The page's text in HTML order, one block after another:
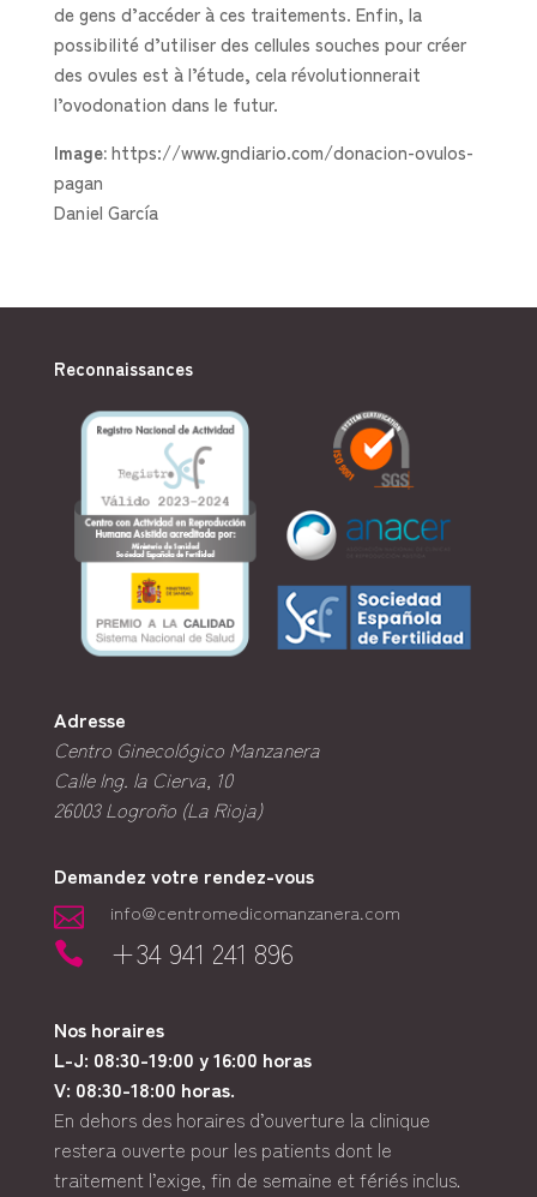
de gens d’accéder à ces traitements. Enfin, la
possibilité d’utiliser des cellules souches pour créer
des ovules est à l’étude, cela révolutionnerait
l’ovodonation dans le futur.
Image:https://www.gndiario.com/donacion-ovulos-
pagan
Daniel García
Reconnaissances
Adresse
Centro Ginecológico Manzanera
Calle Ing. la Cierva, 10
26003Logroño (La Rioja)
Demandez votre rendez-vous
 info@centromedicomanzanera.com
 +34 941 241 896
Nos horaires
L-J: 08:30-19:00 y 16:00 horas
V: 08:30-18:00 horas.
En dehors des horaires d’ouverture la clinique
restera ouverte pour les patients dont le
traitement l’exige, fin de semaine et fériés inclus.